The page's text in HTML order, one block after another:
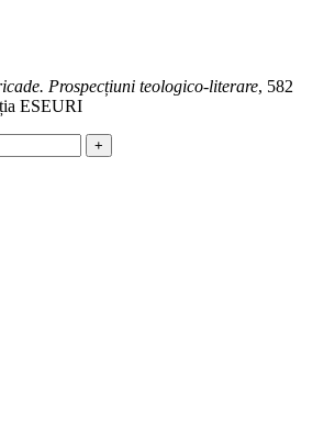
Prospecțiuni teologico-literare, 582
ESEURI